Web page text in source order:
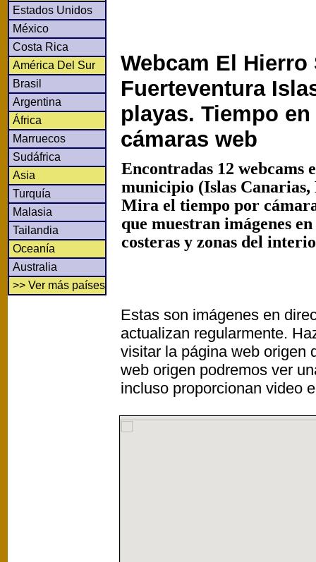
Estados Unidos
México
Costa Rica
América Del Sur
Brasil
Argentina
África
Marruecos
Sudáfrica
Asia
Turquía
Malasia
Tailandia
Oceanía
Australia
>> Ver más países
Webcam El Hierro
Fuerteventura
playas. Tiempo
cámaras web
Encontradas 12 webcams
municipio (Islas Canarias,
Mira el tiempo por
que muestran imágenes
costeras y zonas del
Estas son imágenes en
actualizan regularmente.
visitar la página web origen
web origen podremos ver
incluso proporcionan video